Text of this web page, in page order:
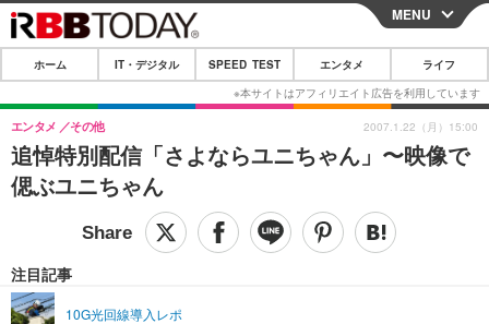
CLOSE
ホーム
IT・デジタル
IT・デジタルTOP スマートフォン
ショッピング その他
SPEED TEST
エンタメTOP 映画・ドラマ
ライフTOP
リリース一覧
MENU
ホーム IT・デジタル SPEED TEST エンタメ ライフ
追悼特別配信「さよならユニちゃん」〜映像で
偲ぶユニちゃん
エンタメ その他
注目記事
10G光回線導入レポ
2007.1.22（月）15:00